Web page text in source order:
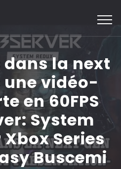
dans la next
une vidéo-
en 60FPS
System
Series
Buscemi